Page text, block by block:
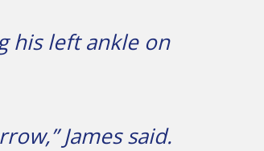
his left ankle on
James said.